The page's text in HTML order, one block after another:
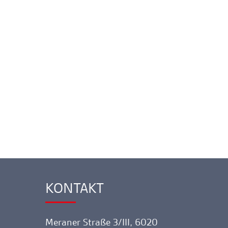
Ankerlink
KONTAKT
Meraner Straße 3/III, 6020